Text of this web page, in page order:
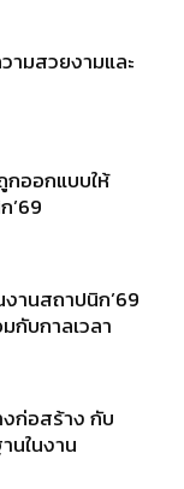
มสวยงามและ
กออกแบบให้
’69
านสถาปนิก’69
กับกาลเวลา
งก่อสร้าง กับ
นในงาน